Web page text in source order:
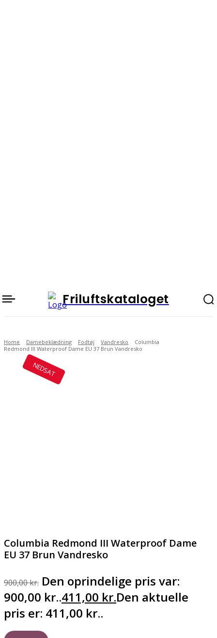
Friluftskataloget
Home Damebeklædning Fodtøj Vandresko
Columbia
Redmond III Waterproof Dame EU 37 Brun Vandresko
NEDSAT
Columbia Redmond III Waterproof Dame
EU 37 Brun Vandresko
900,00kr. Den oprindelige pris var:
900,00 kr..411,00 kr.Den aktuelle
pris er: 411,00 kr..